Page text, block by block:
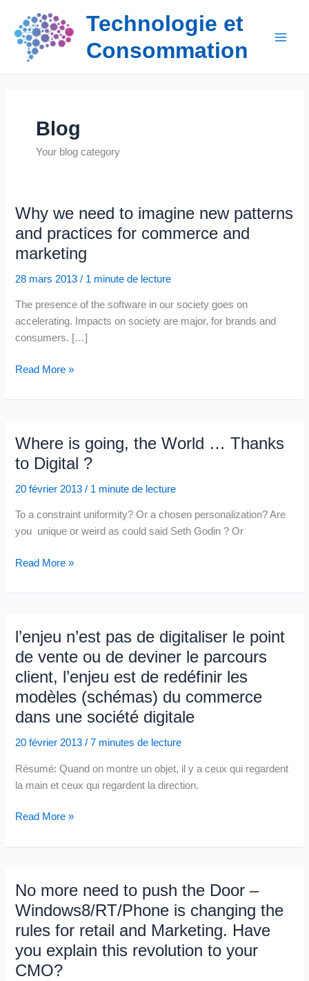
contenu
Technologie et
Consommation
Blog
Your blog category
Why we need to imagine new patterns
and practices for commerce and
marketing
28 mars 2013 / 1 minute de lecture
The presence of the software in our society goes on
accelerating. Impacts on society are major, for brands and
consumers. […]
Why
need
imagine
new
patterns
and
for
commerce
marketing
Read More »
Where is going, the World … Thanks
to Digital ?
20 février 2013 / 1 minute de lecture
To a constraint uniformity? Or a chosen personalization? Are
you unique or weird as could said Seth Godin ? Or
Where
going,
World
…
Thanks
to
Digital
?
Read More »
l’enjeu n’est pas de digitaliser le point
de vente ou de deviner le parcours
client, l’enjeu est de redéfinir les
modèles (schémas) du commerce
dans une société digitale
20 février 2013 /7 minutes de lecture
Résumé: Quand on montre un objet, il y a ceux qui regardent
la main et ceux qui regardent la direction.
l’enjeu
pas
digitaliser
le
point
de
vente
ou
Read More »
No more need to push the Door –
Windows8/RT/Phone is changing the
rules for retail and Marketing. Have
you explain this revolution to your
CMO?